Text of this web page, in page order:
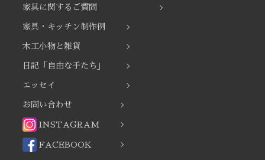
家具に関するご質問
家具・キッチン制作例
木工小物と雑貨
日記「自由な手たち」
エッセイ
お問い合わせ
INSTAGRAM
FACEBOOK